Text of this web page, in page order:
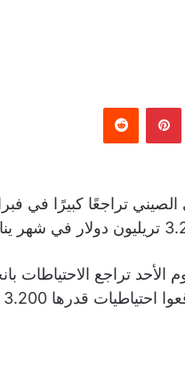
بينتيريست
الصيني
الأحد تراجع الاحتياطات